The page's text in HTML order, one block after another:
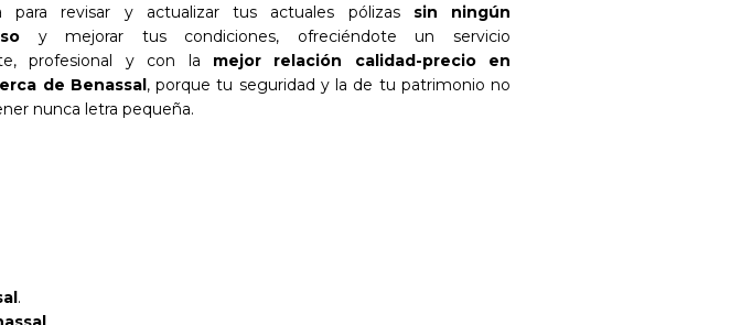
para revisar y actualizar tus actuales pólizas sin ningún
y mejorar tus condiciones, ofreciéndote un servicio
profesional y con la mejor relación calidad-precio en
de Benassal, porque tu seguridad y la de tu patrimonio no
nunca letra pequeña.
.